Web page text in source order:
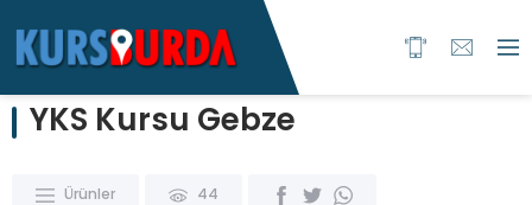
YKS Kursu Gebze
Ürünler 44